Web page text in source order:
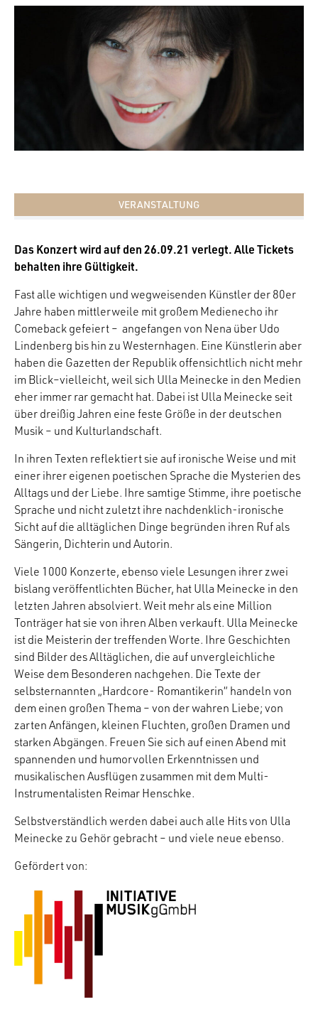
VERANSTALTUNG
Das Konzert wird auf den 26.09.21 verlegt. Alle Tickets
behalten ihre Gültigkeit.
Fast alle wichtigen und wegweisenden Künstler der 80er
Jahre haben mittlerweile mit großem Medienecho ihr
Comeback gefeiert – angefangen von Nena über Udo
Lindenberg bis hin zu Westernhagen. Eine Künstlerin aber
haben die Gazetten der Republik offensichtlich nicht mehr
im Blick–vielleicht, weil sich Ulla Meinecke in den Medien
eher immer rar gemacht hat. Dabei ist Ulla Meinecke seit
über dreißig Jahren eine feste Größe in der deutschen
Musik – und Kulturlandschaft.
In ihren Texten reflektiert sie auf ironische Weise und mit
einer ihrer eigenen poetischen Sprache die Mysterien des
Alltags und der Liebe. Ihre samtige Stimme, ihre poetische
Sprache und nicht zuletzt ihre nachdenklich-ironische
Sicht auf die alltäglichen Dinge begründen ihren Ruf als
Sängerin, Dichterin und Autorin.
Viele 1000 Konzerte, ebenso viele Lesungen ihrer zwei
bislang veröffentlichten Bücher, hat Ulla Meinecke in den
letzten Jahren absolviert. Weit mehr als eine Million
Tonträger hat sie von ihren Alben verkauft. Ulla Meinecke
ist die Meisterin der treffenden Worte. Ihre Geschichten
sind Bilder des Alltäglichen, die auf unvergleichliche
Weise dem Besonderen nachgehen. Die Texte der
selbsternannten „Hardcore- Romantikerin“ handeln von
dem einen großen Thema – von der wahren Liebe; von
zarten Anfängen, kleinen Fluchten, großen Dramen und
starken Abgängen. Freuen Sie sich auf einen Abend mit
spannenden und humorvollen Erkenntnissen und
musikalischen Ausflügen zusammen mit dem Multi-
Instrumentalisten Reimar Henschke.
Selbstverständlich werden dabei auch alle Hits von Ulla
Meinecke zu Gehör gebracht – und viele neue ebenso.
Gefördert von: